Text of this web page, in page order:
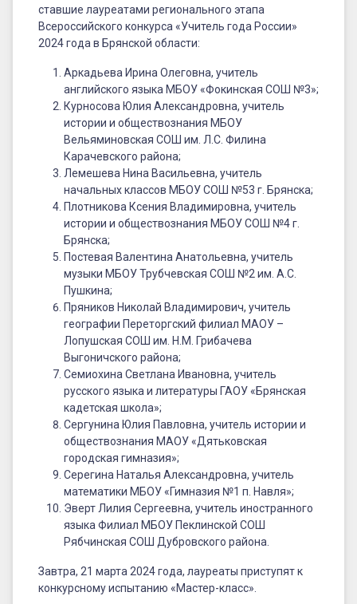
ставшие лауреатами регионального этапа
Всероссийского конкурса «Учитель года России»
2024 года в Брянской области:
Аркадьева Ирина Олеговна, учитель
английского языка МБОУ «Фокинская СОШ №3»;
Курносова Юлия Александровна, учитель
истории и обществознания МБОУ
Вельяминовская СОШ им. Л.С. Филина
Карачевского района;
Лемешева Нина Васильевна, учитель
начальных классов МБОУ СОШ №53 г. Брянска;
Плотникова Ксения Владимировна, учитель
истории и обществознания МБОУ СОШ №4 г.
Брянска;
Постевая Валентина Анатольевна, учитель
музыки МБОУ Трубчевская СОШ №2 им. А.С.
Пушкина;
Пряников Николай Владимирович, учитель
географии Переторгский филиал МАОУ –
Лопушская СОШ им. Н.М. Грибачева
Выгоничского района;
Семиохина Светлана Ивановна, учитель
русского языка и литературы ГАОУ «Брянская
кадетская школа»;
Сергунина Юлия Павловна, учитель истории и
обществознания МАОУ «Дятьковская
городская гимназия»;
Серегина Наталья Александровна, учитель
математики МБОУ «Гимназия №1 п. Навля»;
Эверт Лилия Сергеевна, учитель иностранного
языка Филиал МБОУ Пеклинской СОШ
Рябчинская СОШ Дубровского района.
Завтра, 21 марта 2024 года, лауреаты приступят к
конкурсному испытанию «Мастер-класс».